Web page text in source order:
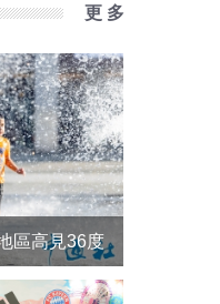
更 多
區高見36度